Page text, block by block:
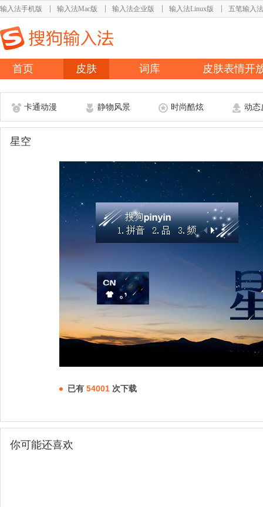
输入法手机版 输入法Mac版 输入法企业版 输入法Linux版 五笔输入法
首页 皮肤 词库 皮肤表情开
卡通动漫 静物风景 时尚酷炫 动态
星空
已有 54001 次下载
你可能还喜欢